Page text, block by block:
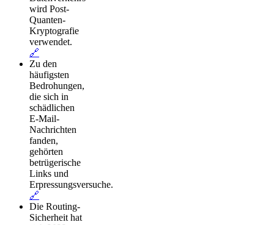
wird Post-
Quanten-
Kryptografie
verwendet.
🔗
Zu den
häufigsten
Bedrohungen,
die sich in
schädlichen
E-Mail-
Nachrichten
fanden,
gehörten
betrügerische
Links und
Erpressungsversuche.
🔗
Die Routing-
Sicherheit hat